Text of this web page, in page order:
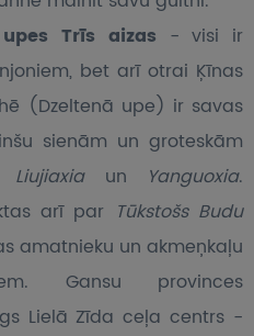
Trīs aizas - visi ir
bet arī otrai Ķīnas
(Dzeltenā upe) ir savas
sienām un groteskām
Liujiaxiaun Yanguoxia.
arī par Tūkstošs Budu
amatnieku un akmeņkaļu
Gansu provinces
Lielā Zīda ceļa centrs -